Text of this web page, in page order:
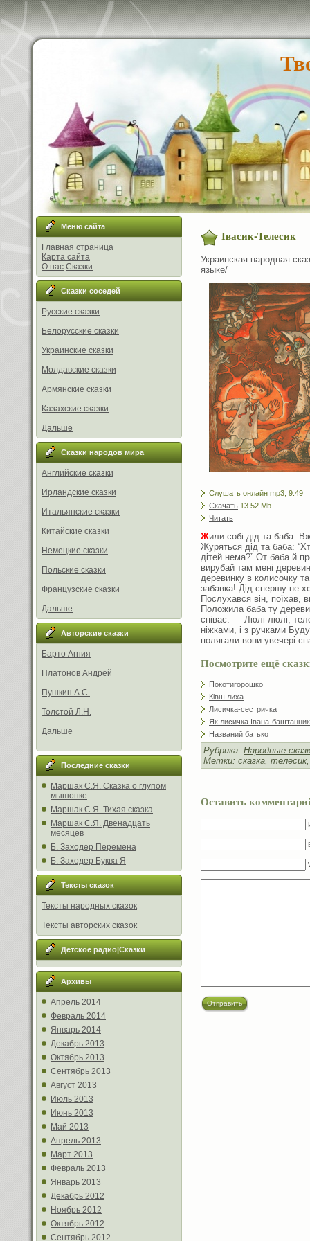
Меню сайта
Главная страница
Карта сайта
О нас Сказки
Сказки соседей
Русские сказки
Белорусские сказки
Украинские сказки
Молдавские сказки
Армянские сказки
Казахские сказки
Дальше
Сказки народов мира
Английские сказки
Ирландские сказки
Итальянские сказки
Китайские сказки
Немецкие сказки
Польские сказки
Французские сказки
Дальше
Авторские сказки
Барто Агния
Платонов Андрей
Пушкин А.С.
Толстой Л.Н.
Дальше
Последние сказки
Маршак С.Я. Сказка о глупом
мышонке
Маршак С.Я. Тихая сказка
Маршак С.Я. Двенадцать
месяцев
Б. Заходер Перемена
Б. Заходер Буква Я
Тексты сказок
Тексты народных сказок
Тексты авторских сказок
Детское радио|Сказки
Архивы
Апрель 2014
Февраль 2014
Январь 2014
Декабрь 2013
Октябрь 2013
Сентябрь 2013
Август 2013
Июль 2013
Июнь 2013
Май 2013
Апрель 2013
Март 2013
Февраль 2013
Январь 2013
Декабрь 2012
Ноябрь 2012
Октябрь 2012
Сентябрь 2012
Івасик-Телесик
Украинская народная
языке/
Слушать онлайн mp3, 9:49
Скачать 13.52 Mb
Читать
Жили собі дід та баба.
Журяться дід та баба:
дітей нема?” От баба й
вирубай там мені
деревинку в колисочку
забавка! Дід спершу не
Послухався він, поїхав,
Положила баба ту
співає: — Люлі-люлі,
ніжками, і з ручками
полягали вони увечері
Посмотрите ещё
Покотигорошко
Ківш лиха
Лисичка-сестричка
Як лисичка Івана-
Названий батько
Рубрика: Народные
Метки: сказка телесик
Оставить
Отправить